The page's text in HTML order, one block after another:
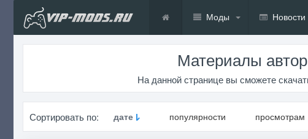
Моды Новости
Материалы
На данной странице вы сможете
Сортировать по: дате популярности просмотрам